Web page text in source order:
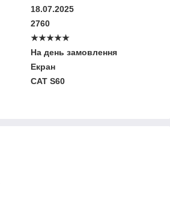
18.07.2025
2760
★★★★★
На день замовлення
Екран
CAT S60